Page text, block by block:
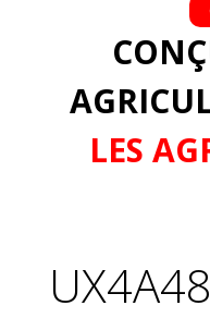
LES